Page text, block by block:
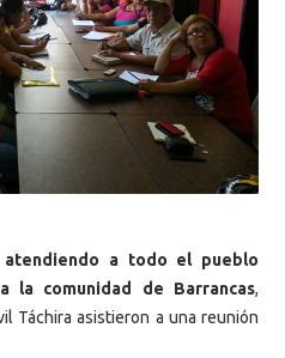
a todo el pueblo
la comunidad de Barrancas,
Táchira asistieron a una reunión